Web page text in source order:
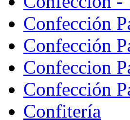
Confección
Confección
Confeccion
Confección
Confitería